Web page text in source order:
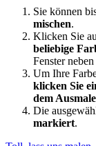
Sie können
mischen.
Klicken Sie
beliebige
Fenster
Um Ihre
klicken Sie
dem
Die
markiert.